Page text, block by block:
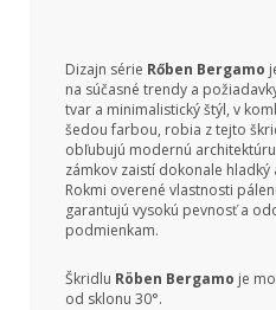
Dizajn série Rőben Bergamo
na súčasné trendy a
tvar a minimalistický štýl, v
šedou farbou, robia z tejto
obľubujú modernú
zámkov zaistí dokonale
Rokmi overené vlastnosti
garantujú vysokú pevnosť a
podmienkam.
Škridlu Röben Bergamo je
od sklonu 30°.